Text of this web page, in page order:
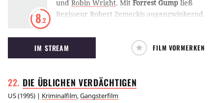
8.2
und Robin Wright. Mit Forrest Gump ließ
Regisseur Robert Zemeckis augenzwinkernd
Forrest Gump Zeitgeschichte miterleben. Tom
Hanks gewann für seine Darstellung den
Oscar.
IM STREAM FILM VORMERKEN
DIE ÜBLICHEN VERDÄCHTIGEN
US(1995) | Kriminalfilm,Gangsterfilm